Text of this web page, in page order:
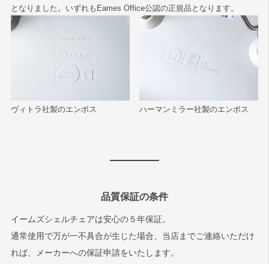
となりました。いずれもEames Office公認の正規品となります。
ヴィトラ社製のエンボス ハーマンミラー社製のエンボス
品質保証の条件
イームズシェルチェアは安心の５年保証。
通常使用で万が一不具合が生じた場合、当店までご連絡いただけ
れば、メーカーへの保証申請をいたします。